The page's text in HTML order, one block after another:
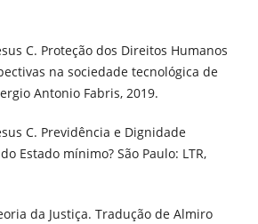
C. Proteção dos Direitos Humanos
na sociedade tecnológica de
Antonio Fabris, 2019.
C. Previdência e Dignidade
Estado mínimo? São Paulo: LTR,
da Justiça. Tradução de Almiro